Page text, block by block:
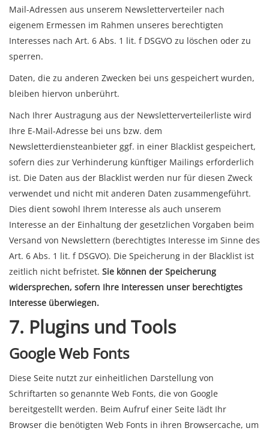
Mail-Adressen aus unserem Newsletterverteiler nach
eigenem Ermessen im Rahmen unseres berechtigten
Interesses nach Art. 6 Abs. 1 lit. f DSGVO zu löschen oder zu
sperren.
Daten, die zu anderen Zwecken bei uns gespeichert wurden,
bleiben hiervon unberührt.
Nach Ihrer Austragung aus der Newsletterverteilerliste wird
Ihre E-Mail-Adresse bei uns bzw. dem
Newsletterdiensteanbieter ggf. in einer Blacklist gespeichert,
sofern dies zur Verhinderung künftiger Mailings erforderlich
ist. Die Daten aus der Blacklist werden nur für diesen Zweck
verwendet und nicht mit anderen Daten zusammengeführt.
Dies dient sowohl Ihrem Interesse als auch unserem
Interesse an der Einhaltung der gesetzlichen Vorgaben beim
Versand von Newslettern (berechtigtes Interesse im Sinne des
Art. 6 Abs. 1 lit. f DSGVO). Die Speicherung in der Blacklist ist
zeitlich nicht befristet. Sie können der Speicherung
widersprechen, sofern Ihre Interessen unser berechtigtes
Interesse überwiegen.
7. Plugins und Tools
Google Web Fonts
Diese Seite nutzt zur einheitlichen Darstellung von
Schriftarten so genannte Web Fonts, die von Google
bereitgestellt werden. Beim Aufruf einer Seite lädt Ihr
Browser die benötigten Web Fonts in ihren Browsercache, um